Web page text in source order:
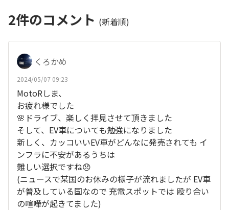
2件のコメント (新着順)
くろかめ
2024/05/07 09:23
MotoRしま、
お疲れ様でした
🌸ドライブ、楽しく拝見させて頂きました
そして、EV車についても勉強になりました
新しく、カッコいいEV車がどんなに発売されても イ
ンフラに不安があるうちは
難しい選択ですね😞
(ニュースで某国のお休みの様子が流れましたが EV車
が普及している国なので 充電スポットでは 殴り合い
の喧嘩が起きてました)